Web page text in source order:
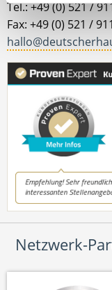
Tel.: +49 (0) 521 /
Fax: +49 (0) 521 /
Netzwerk-